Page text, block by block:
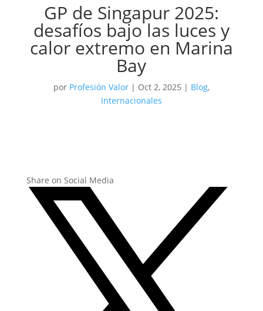
GP de Singapur 2025:
desafíos bajo las luces y
calor extremo en Marina
Bay
por Profesión Valor| Oct 2, 2025 | Blog,
Internacionales
Share on Social Media